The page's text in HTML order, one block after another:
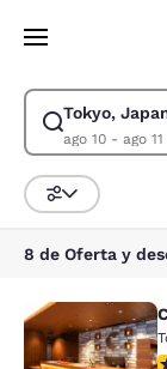
Pasar A
Tokyo,
ago 10 - ago 11
Modificar la
Ordenar y
8 de Oferta y
Comfort